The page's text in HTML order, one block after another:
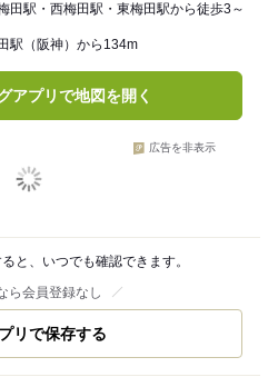
田駅・西梅田駅・東梅田駅から徒歩3～
駅（阪神）から134m
アプリで地図を開く
広告を非表示
と、いつでも確認できます。
ら会員登録なし
リで保存する